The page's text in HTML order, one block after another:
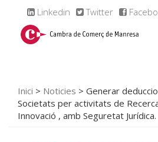
Linkedin Twitter
Inici > Noticies > Generar
Societats per activitats de
Innovació , amb Seguretat Jurídica.